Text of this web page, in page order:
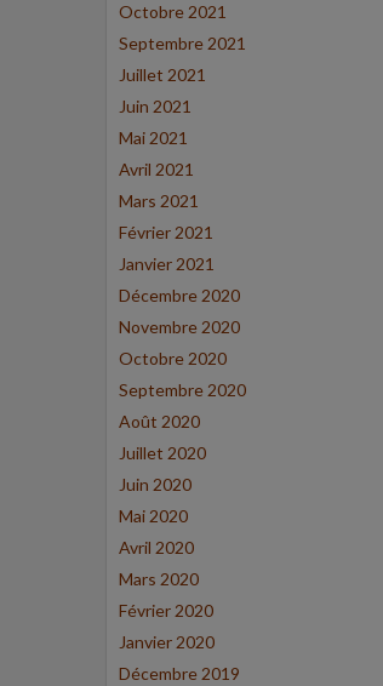
Octobre 2021
Septembre 2021
Juillet 2021
Juin 2021
Mai 2021
Avril 2021
Mars 2021
Février 2021
Janvier 2021
Décembre 2020
Novembre 2020
Octobre 2020
Septembre 2020
Août 2020
Juillet 2020
Juin 2020
Mai 2020
Avril 2020
Mars 2020
Février 2020
Janvier 2020
Décembre 2019